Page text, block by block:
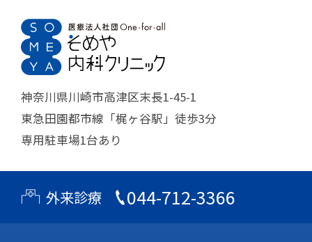
神奈川県川崎市高津区末長1-45-1
東急田園都市線「梶ヶ谷駅」徒歩3分
専用駐車場1台あり
外来診療 044-712-3366